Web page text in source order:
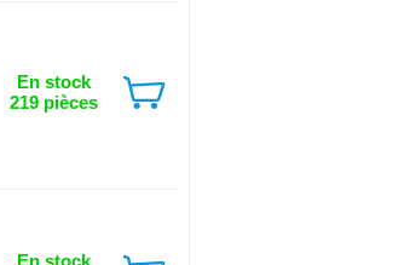
En stock
219 pièces
En stock